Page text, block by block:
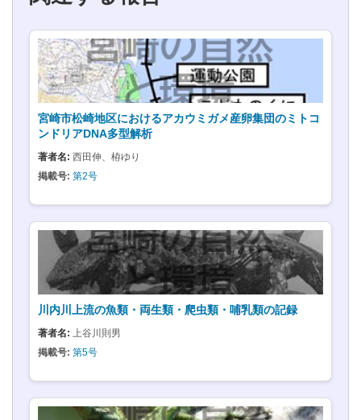
宮崎市松崎地区におけるアカウミガメ産卵集団のミトコ
ンドリアDNA多型解析
著者名: 西田伸、栫ゆり
掲載号: 第2号
川内川上流の魚類・両生類・爬虫類・哺乳類の記録
著者名: 上谷川則男
掲載号: 第5号